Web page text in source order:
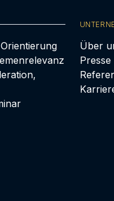
Über
Presse